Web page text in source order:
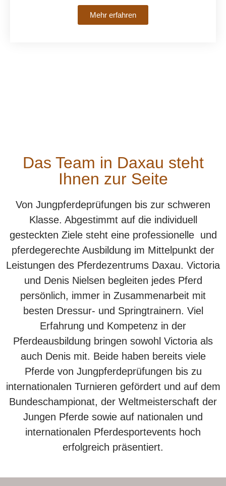
Mehr erfahren
Das Team in Daxau steht
Ihnen zur Seite
Von Jungpferdeprüfungen bis zur schweren
Klasse. Abgestimmt auf die individuell
gesteckten Ziele steht eine professionelle und
pferdegerechte Ausbildung im Mittelpunkt der
Leistungen des Pferdezentrums Daxau. Victoria
und Denis Nielsen begleiten jedes Pferd
persönlich, immer in Zusammenarbeit mit
besten Dressur- und Springtrainern. Viel
Erfahrung und Kompetenz in der
Pferdeausbildung bringen sowohl Victoria als
auch Denis mit. Beide haben bereits viele
Pferde von Jungpferdeprüfungen bis zu
internationalen Turnieren gefördert und auf dem
Bundeschampionat, der Weltmeisterschaft der
Jungen Pferde sowie auf nationalen und
internationalen Pferdesportevents hoch
erfolgreich präsentiert.